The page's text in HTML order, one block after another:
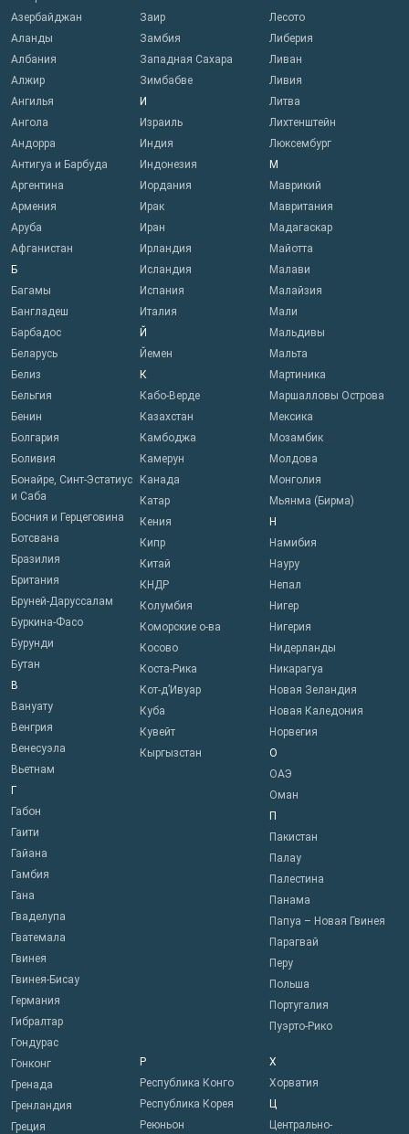
Азербайджан
Аланды
Албания
Алжир
Ангилья
Ангола
Андорра
Антигуа и Барбуда
Аргентина
Армения
Аруба
Афганистан
Б
Багамы
Бангладеш
Барбадос
Беларусь
Белиз
Бельгия
Бенин
Болгария
Боливия
Бонайре, Синт-Эстатиус
и Саба
Босния и Герцеговина
Ботсвана
Бразилия
Британия
Бруней-Даруссалам
Буркина-Фасо
Бурунди
Бутан
В
Вануату
Венгрия
Венесуэла
Вьетнам
Г
Габон
Гаити
Гайана
Гамбия
Гана
Гваделупа
Гватемала
Гвинея
Гвинея-Бисау
Германия
Гибралтар
Гондурас
Гонконг
Гренада
Гренландия
Греция
Заир
Замбия
Западная Сахара
Зимбабве
И
Израиль
Индия
Индонезия
Иордания
Ирак
Иран
Ирландия
Исландия
Испания
Италия
Й
Йемен
К
Кабо-Верде
Казахстан
Камбоджа
Камерун
Канада
Катар
Кения
Кипр
Китай
КНДР
Колумбия
Коморские о-ва
Косово
Коста-Рика
Кот-д’Ивуар
Куба
Кувейт
Кыргызстан
Лесото
Либерия
Ливан
Ливия
Литва
Лихтенштейн
Люксембург
М
Маврикий
Мавритания
Мадагаскар
Майотта
Малави
Малайзия
Мали
Мальдивы
Мальта
Мартиника
Маршалловы Острова
Мексика
Мозамбик
Молдова
Монголия
Мьянма (Бирма)
Н
Намибия
Науру
Непал
Нигер
Нигерия
Нидерланды
Никарагуа
Новая Зеландия
Новая Каледония
Норвегия
О
ОАЭ
Оман
П
Пакистан
Палау
Палестина
Панама
Папуа – Новая Гвинея
Парагвай
Перу
Польша
Португалия
Пуэрто-Рико
Р
Республика Конго
Республика Корея
Реюньон
Х
Хорватия
Ц
Центрально-